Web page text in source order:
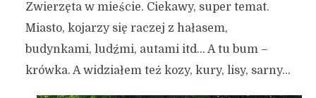
Zwierzęta w mieście. Ciekawy, super temat.
Miasto, kojarzy się raczej z hałasem,
budynkami, ludźmi, autami itd… A tu bum –
krówka. A widziałem też kozy, kury, lisy, sarny…